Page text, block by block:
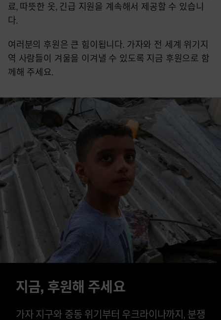
료, 따뜻한 옷, 긴급 지원을 계속해서 제공할 수 있습니
다.
여러분의 후원은 큰 힘이됩니다. 가자와 전 세계 위기지
역 사람들이 겨울을 이겨낼 수 있도록 지금 후원으로 함
께해 주세요.
지금, 후원해 주세요
가자 지구와 중동 위기부터 우크라이나까지, 분쟁